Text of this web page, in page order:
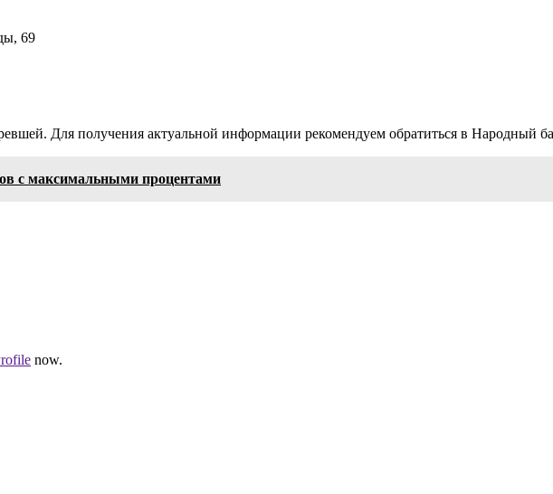
69
Для получения актуальной информации рекомендуем обратиться в Народный
с максимальными процентами
now.